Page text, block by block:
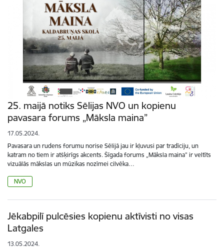
25. maijā notiks Sēlijas NVO un kopienu
pavasara forums „Māksla maina”
17.05.2024.
Pavasara un rudens forumu norise Sēlijā jau ir kļuvusi par tradīciju, un
katram no tiem ir atšķirīgs akcents. Šīgada forums „Māksla maina” ir veltīts
vizuālās mākslas un mūzikas nozīmei cilvēka…
NVO
Jēkabpilī pulcēsies kopienu aktīvisti no visas
Latgales
13.05.2024.